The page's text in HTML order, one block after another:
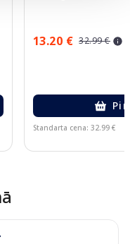
13.20 € 32.99 €
Standarta cena: 32.99 €